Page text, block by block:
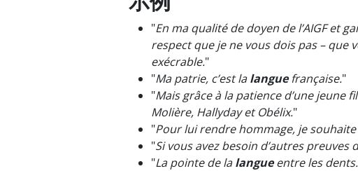
"En ma qualité de doyen de l’AIGF et
respect que je ne vous dois pas – que
exécrable."
"Ma patrie, c’est lalanguefrançaise."
"Mais grâce à la patience d’une
Molière, Hallyday et Obélix."
"Pour lui rendre hommage, je
"Si vous avez besoin d’autres preuves
"La pointe de lalangueentre les dents.